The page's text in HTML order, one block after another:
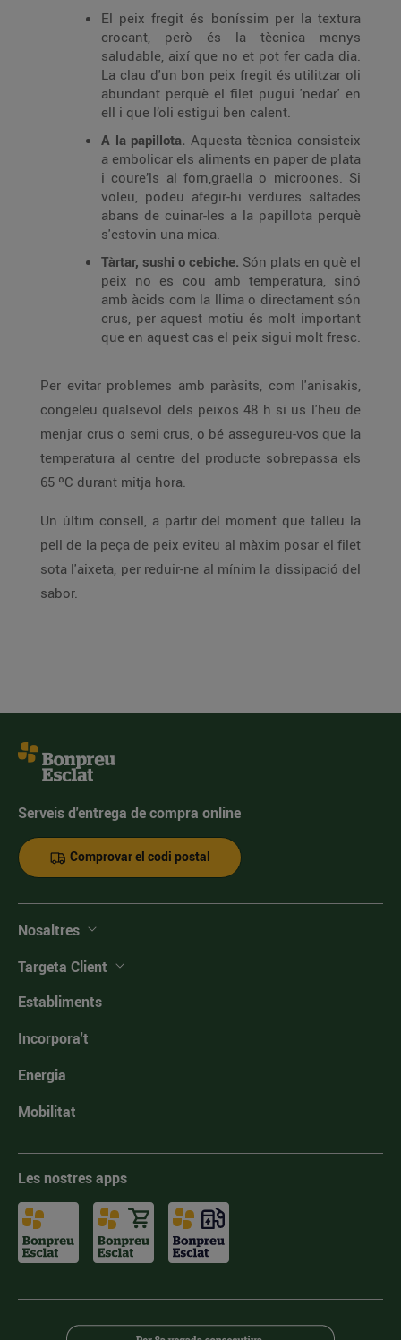
El peix fregit és boníssim per la textura
crocant, però és la tècnica menys
saludable, així que no et pot fer cada dia.
La clau d'un bon peix fregit és utilitzar oli
abundant perquè el filet pugui 'nedar' en
ell i que l’oli estigui ben calent.
A la papillota. Aquesta tècnica consisteix
a embolicar els aliments en paper de plata
i coure’ls al forn,graella o microones. Si
voleu, podeu afegir-hi verdures saltades
abans de cuinar-les a la papillota perquè
s'estovin una mica.
Tàrtar, sushi o cebiche. Són plats en què el
peix no es cou amb temperatura, sinó
amb àcids com la llima o directament són
crus, per aquest motiu és molt important
que en aquest cas el peix sigui molt fresc.
Per evitar problemes amb paràsits, com l'anisakis,
congeleu qualsevol dels peixos 48 h si us l'heu de
menjar crus o semi crus, o bé assegureu-vos que la
temperatura al centre del producte sobrepassa els
65 ºC durant mitja hora.
Un últim consell, a partir del moment que talleu la
pell de la peça de peix eviteu al màxim posar el filet
sota l'aixeta, per reduir-ne al mínim la dissipació del
sabor.
Serveis d'entrega de compra online
Comprovar el codi postal
Nosaltres
Targeta Client
Establiments
Incorpora't
Energia
Mobilitat
Les nostres apps